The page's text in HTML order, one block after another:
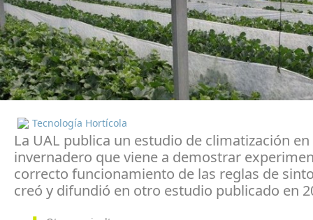
Tecnología Hortícola
La UAL publica un estudio de climatización
invernadero que viene a demostrar
correcto funcionamiento de las reglas de
creó y difundió en otro estudio publicado en